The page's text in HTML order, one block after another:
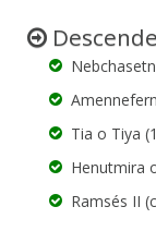
Tia o Tiya
Henutmira
Ramsés II